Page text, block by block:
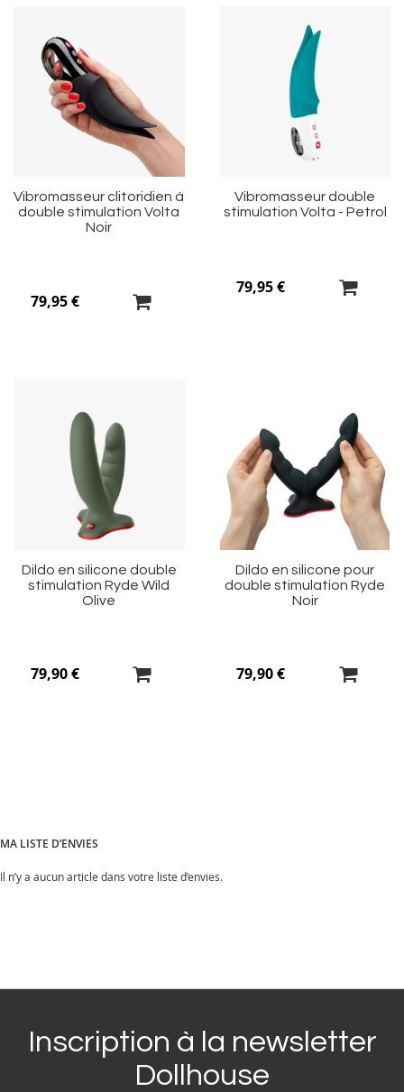
Vibromasseur clitoridien à
double stimulation Volta
Noir
79,95 €
Vibromasseur double
stimulation Volta - Petrol
79,95 €
d’envie
Dildo en silicone double
stimulation Ryde Wild
Olive
79,90 €
Dildo en silicone pour
double stimulation Ryde
Noir
79,90 €
MA LISTE D’ENVIES
Il n’y a aucun article dans votre liste d’envies.
Inscription à la newsletter
Dollhouse